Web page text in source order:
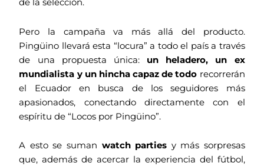
de la selección.
Pero la campaña va más allá del producto.
Pingüino llevará esta “locura” a todo el país a través
de una propuesta única: un
heladero, un ex
mundialista y un hincha capaz de todo recorrerán
el Ecuador en busca de los seguidores más
apasionados, conectando directamente con el
espíritu de “Locos por Pingüino”.
A esto se suman watch parties y más sorpresas
que, además de acercar la experiencia del fútbol,